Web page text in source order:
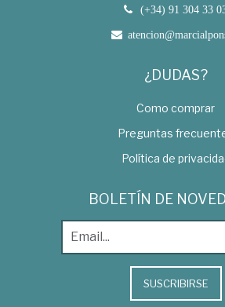
(+34) 91 304 33
¿DUDAS?
Como comprar
Preguntas
Política de
BOLETÍN DE
SUSCRIBIRSE